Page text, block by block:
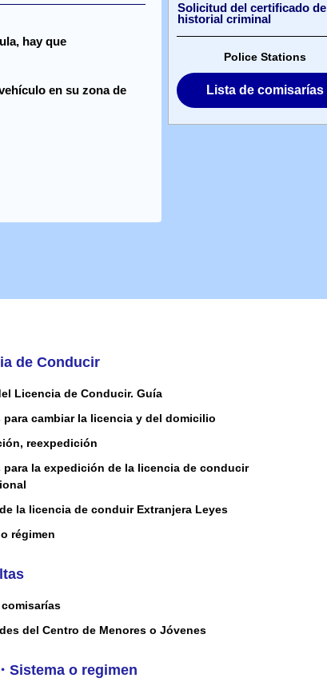
hay que
en su zona de
Solicitud del certificado de
historial criminal
Police Stations
Lista de comisarías
de Conducir
Licencia de Conducir. Guía
para cambiar la licencia y del domicilio
reexpedición
para la expedición de la licencia de conducir
la licencia de conduir Extranjera Leyes
régimen
del Centro de Menores o Jóvenes
Sistema o regimen